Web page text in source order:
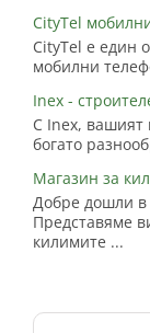
CityTel
CityTel е един
мобилни
Inex -
С Inex, вашият
богато
Магазин за
Добре дошли в
Представяме
килимите ...